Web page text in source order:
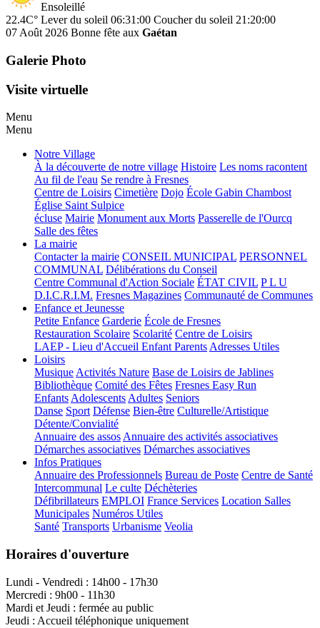
Ensoleillé
22.4C° Lever du soleil 06:31:00 Coucher du soleil 21:20:00
07 Août 2026 Bonne fête aux Gaétan
Galerie Photo
Visite virtuelle
Menu
Menu
Notre Village
À la découverte de notre village Histoire Les noms racontent
Au fil de l'eau Se rendre à Fresnes
Centre de Loisirs Cimetière Dojo École Gabin Chambost
Église Saint Sulpice
écluse Mairie Monument aux Morts Passerelle de l'Ourcq
Salle des fêtes
La mairie
Contacter la mairie CONSEIL MUNICIPAL PERSONNEL
COMMUNAL Délibérations du Conseil
Centre Communal d'Action Sociale ÉTAT CIVIL P L U
D.I.C.R.I.M. Fresnes Magazines Communauté de Communes
Enfance et Jeunesse
Petite Enfance Garderie École de Fresnes
Restauration Scolaire Scolarité Centre de Loisirs
LAEP - Lieu d'Accueil Enfant ParentsAdresses Utiles
Loisirs
MusiqueActivités Nature Base de Loisirs de Jablines
Bibliothèque Comité des Fêtes Fresnes Easy Run
EnfantsAdolescentsAdultes Seniors
Danse Sport Défense Bien-être Culturelle/Artistique
Détente/Convialité
Annuaire des assosAnnuaire des activités associatives
Démarches associatives Démarches associatives
Infos Pratiques
Annuaire des Professionnels Bureau de Poste Centre de Santé
Intercommunal Le culte Déchèteries
Défibrillateurs EMPLOI France Services Location Salles
Municipales Numéros Utiles
Santé Transports Urbanisme Veolia
Horaires d'ouverture
Lundi - Vendredi : 14h00 - 17h30
Mercredi : 9h00 - 11h30
Mardi et Jeudi : fermée au public
Jeudi : Accueil téléphonique uniquement